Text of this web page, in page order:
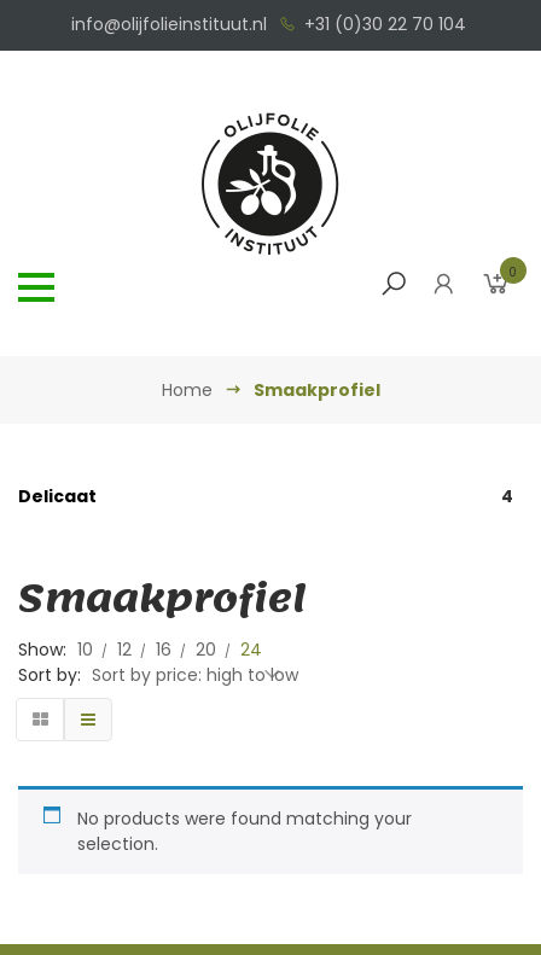
info@olijfolieinstituut.nl +31 (0)30 22 70 104
0
Home Smaakprofiel
Delicaat 4
Smaakprofiel
Show: 10 12 16 20
24
Sort by: Sort by price: high to low
No products were found matching your
selection.